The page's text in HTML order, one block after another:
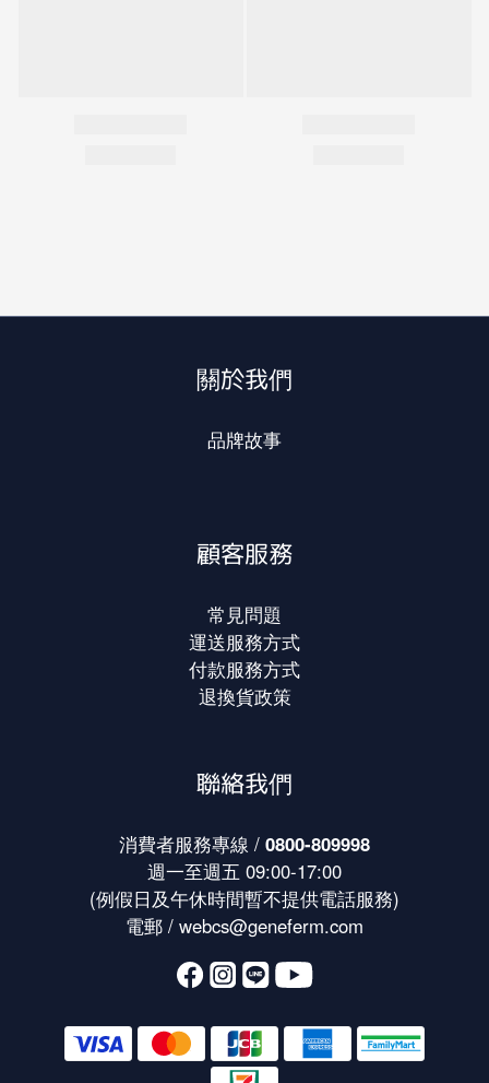
關於我們
品牌故事
顧客服務
常見問題
運送服務方式
付款服務方式
退換貨政策
聯絡我們
消費者服務專線 / 0800-809998
週一至週五 09:00-17:00
(例假日及午休時間暫不提供電話服務)
電郵 / webcs@geneferm.com